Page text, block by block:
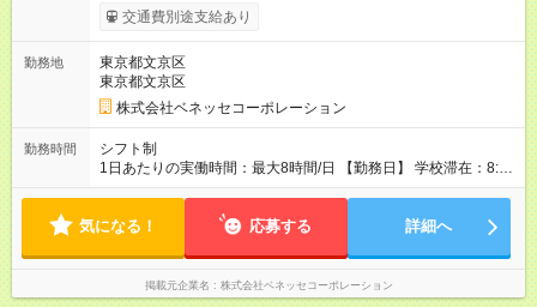
交通費別途支給あり
勤務地
東京都文京区
東京都文京区
株式会社ベネッセコーポレーション
勤務時間
シフト制
1日あたりの実働時間：最大8時間/日 【勤務日】 学校滞在：8:30
～17:30の間の実働7時間(うち休憩１時間) ＋ 在宅での事務作業1
成等1時間) ※勤務時間が8:30～の場合、朝8時半から学校で就業
OK！
気になる！ 応募する 詳細へ
掲載元企業名 株式会社ベネッセコーポレーション